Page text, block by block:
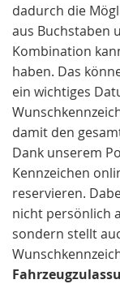
dadurch die
aus Buchstaben
Kombination
haben. Das
ein wichtiges
damit den
Dank unserem
Kennzeichen
reservieren.
nicht persönlich
sondern stellt